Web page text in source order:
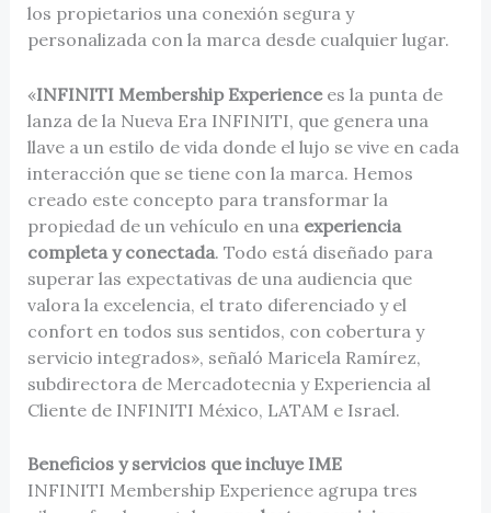
los propietarios una conexión segura y
personalizada con la marca desde cualquier lugar.
«INFINITI Membership Experience es la punta de
lanza de la Nueva Era INFINITI, que genera una
llave a un estilo de vida donde el lujo se vive en cada
interacción que se tiene con la marca. Hemos
creado este concepto para transformar la
propiedad de un vehículo en una experiencia
completa y conectada. Todo está diseñado para
superar las expectativas de una audiencia que
valora la excelencia, el trato diferenciado y el
confort en todos sus sentidos, con cobertura y
servicio integrados», señaló Maricela Ramírez,
subdirectora de Mercadotecnia y Experiencia al
Cliente de INFINITI México, LATAM e Israel.
Beneficios y servicios que incluye IME
INFINITI Membership Experience agrupa tres